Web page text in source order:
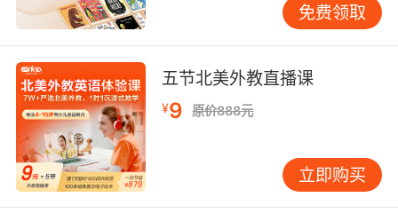
出院手续： When can I be discharged from
the hospital? Do I need to take any
medication after leaving the hospital?
四、Hospital与医疗体系的关系 在英语国家，
hospital是医疗体系的重要组成部分。以美国为
例，hospital可以分为： Public Hospital（公立
医院）：由政府资助，服务大众 Private
免费领取
五节北美外教直播课
¥9 原价888元
立即购买